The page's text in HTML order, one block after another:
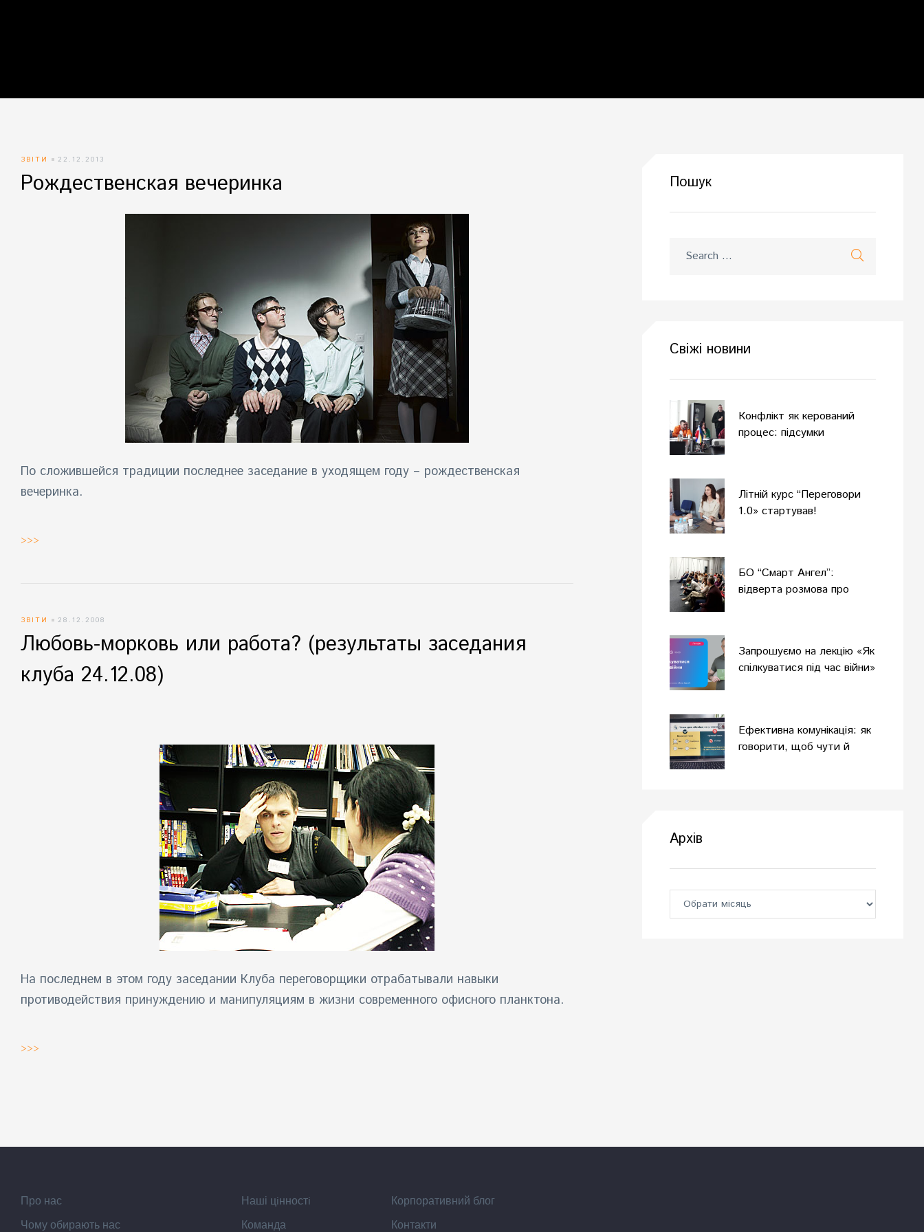
ЗВІТИ 22.12.2013
Рождественская вечеринка
По сложившейся традиции последнее заседание в уходящем году – рождественская
вечеринка.
>>>
ЗВІТИ 28.12.2008
Любовь-морковь или работа? (результаты заседания
клуба 24.12.08)
На последнем в этом году заседании Клуба переговорщики отрабатывали навыки
противодействия принуждению и манипуляциям в жизни современного офисного планктона.
>>>
Пошук
Свіжі новини
Конфлікт як керований
процес: підсумки
Літній курс “Переговори
1.0» стартував!
БО “Смарт Ангел”:
відверта розмова про
Запрошуємо на лекцію «Як
спілкуватися під час війни»
Ефективна комунікація: як
говорити, щоб чути й
Архів
Про нас
Чому обирають нас
Наші цiнностi
Команда
Корпоративний блог
Контакти